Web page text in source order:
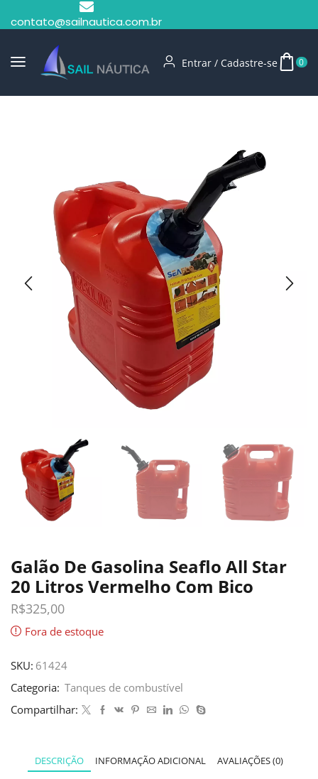
contato@sailnautica.com.br
Entrar / Cadastre-se 0
Galão De Gasolina Seaflo All Star
20 Litros Vermelho Com Bico
R$325,00
Fora de estoque
SKU: 61424
Categoria: Tanques de combustível
Compartilhar:
DESCRIÇÃO INFORMAÇÃO ADICIONAL AVALIAÇÕES (0)